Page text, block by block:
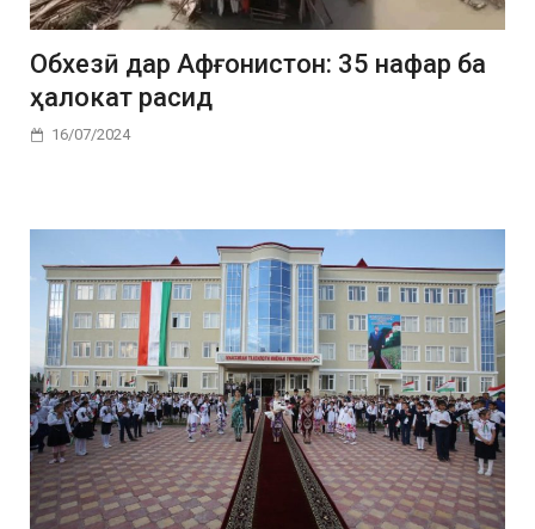
Обхезӣ дар Афғонистон: 35 нафар ба
ҳалокат расид
16/07/2024